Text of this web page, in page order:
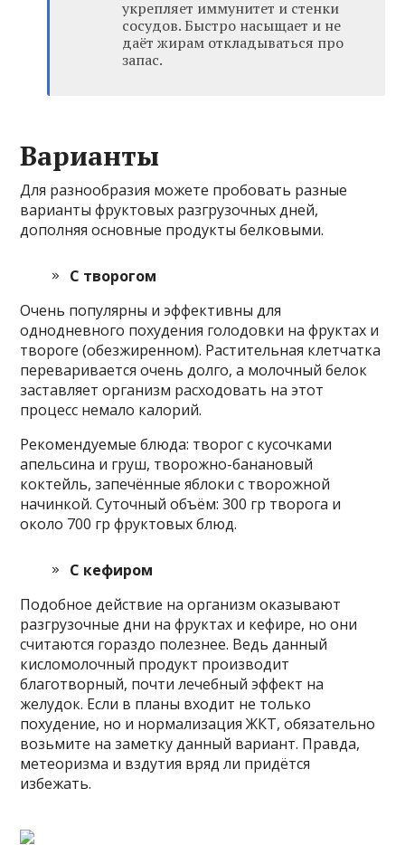
укрепляет иммунитет и стенки
сосудов. Быстро насыщает и не
даёт жирам откладываться про
запас.
Варианты
Для разнообразия можете пробовать разные
варианты фруктовых разгрузочных дней,
дополняя основные продукты белковыми.
С творогом
Очень популярны и эффективны для
однодневного похудения голодовки на фруктах и
твороге (обезжиренном). Растительная клетчатка
переваривается очень долго, а молочный белок
заставляет организм расходовать на этот
процесс немало калорий.
Рекомендуемые блюда: творог с кусочками
апельсина и груш, творожно-банановый
коктейль, запечённые яблоки с творожной
начинкой. Суточный объём: 300 гр творога и
около 700 гр фруктовых блюд.
С кефиром
Подобное действие на организм оказывают
разгрузочные дни на фруктах и кефире, но они
считаются гораздо полезнее. Ведь данный
кисломолочный продукт производит
благотворный, почти лечебный эффект на
желудок. Если в планы входит не только
похудение, но и нормализация ЖКТ, обязательно
возьмите на заметку данный вариант. Правда,
метеоризма и вздутия вряд ли придётся
избежать.